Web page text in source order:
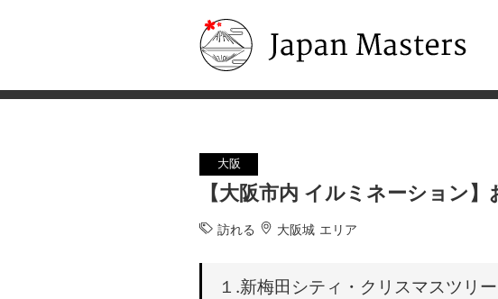
大阪
【大阪市内 イルミネーション
訪れる 大阪城 エリア
１.新梅田シティ・クリスマスツリー